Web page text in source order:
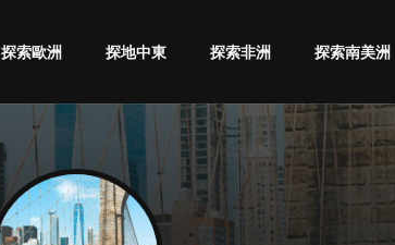
探索歐洲 探地中東 探索非洲 探索南美洲